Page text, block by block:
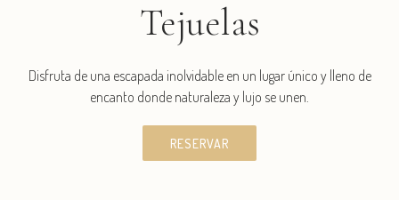
Tejuelas
Disfruta de una escapada inolvidable en un lugar único y lleno de
encanto donde naturaleza y lujo se unen.
RESERVAR